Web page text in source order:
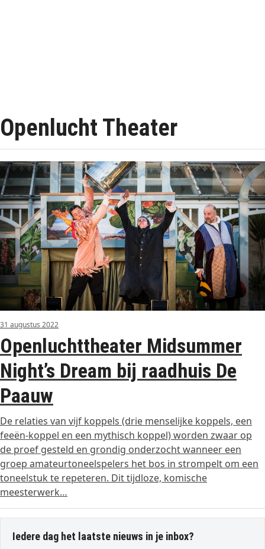
Openlucht Theater
31 augustus 2022
Openluchttheater Midsummer
Night’s Dream bij raadhuis De
Paauw
De relaties van vijf koppels (drie menselijke koppels, een
feeën-koppel en een mythisch koppel) worden zwaar op
de proef gesteld en grondig onderzocht wanneer een
groep amateurtoneelspelers het bos in strompelt om een
toneelstuk te repeteren. Dit tijdloze, komische
meesterwerk…
Iedere dag het laatste nieuws in je inbox?